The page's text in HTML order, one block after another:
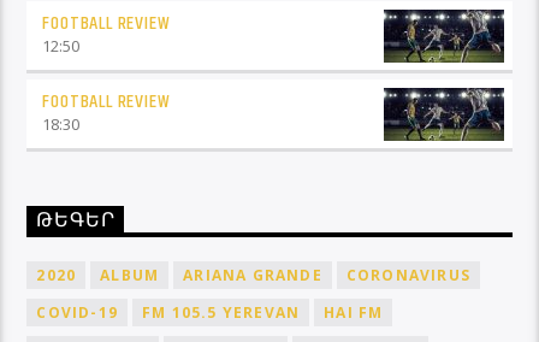
FOOTBALL REVIEW
12:50
FOOTBALL REVIEW
18:30
ԹԵԳԵՐ
2020 ALBUM ARIANA GRANDE
CORONAVIRUS
COVID-19
FM 105.5 YEREVAN
HAI FM